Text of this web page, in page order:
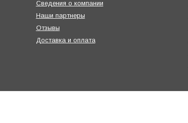
Сведения о компании
Наши партнеры
Отзывы
Доставка и оплата